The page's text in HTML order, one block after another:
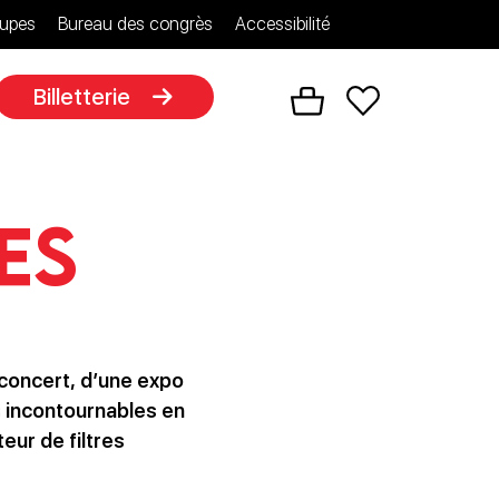
Bureau des congrès Accessibilité
Billetterie
d’une expo
en
de filtres